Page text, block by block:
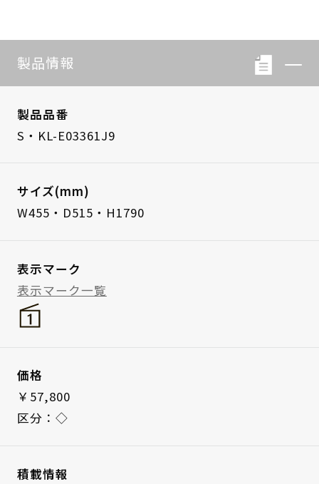
製品情報
製品品番
S・KL-E03361J9
サイズ(mm)
W455・D515・H1790
表示マーク
表示マーク一覧
価格
￥57,800
区分：◇
積載情報